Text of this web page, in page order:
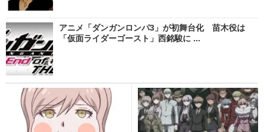
アニメ「ダンガンロンパ3」が初舞台化 苗木役は
「仮面ライダーゴースト」西銘駿に ...